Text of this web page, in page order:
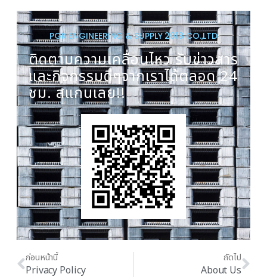
PGK ENGINEERING & SUPPLY 2018 CO.,LTD
ติดตามความเคลื่อนไหว รับข่าวสาร
และกิจกรรมดีๆจากเราได้ตลอด 24
ชม. สแกนเลย!!
ก่อนหน้านี้
Privacy Policy
ถัดไป
About Us